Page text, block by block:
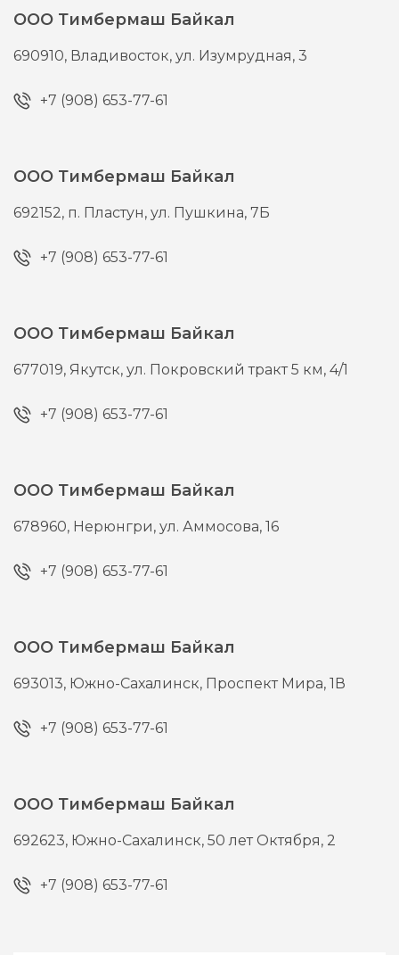
ООО Тимбермаш Байкал
690910, Владивосток,ул. Изумрудная, 3
+7 (908) 653-77-61
ООО Тимбермаш Байкал
692152, п. Пластун,ул. Пушкина, 7Б
+7 (908) 653-77-61
ООО Тимбермаш Байкал
677019, Якутск,ул. Покровский тракт 5 км, 4/1
+7 (908) 653-77-61
ООО Тимбермаш Байкал
678960, Нерюнгри,ул. Аммосова, 16
+7 (908) 653-77-61
ООО Тимбермаш Байкал
693013, Южно-Сахалинск, Проспект Мира, 1В
+7 (908) 653-77-61
ООО Тимбермаш Байкал
692623, Южно-Сахалинск,50 лет Октября, 2
+7 (908) 653-77-61